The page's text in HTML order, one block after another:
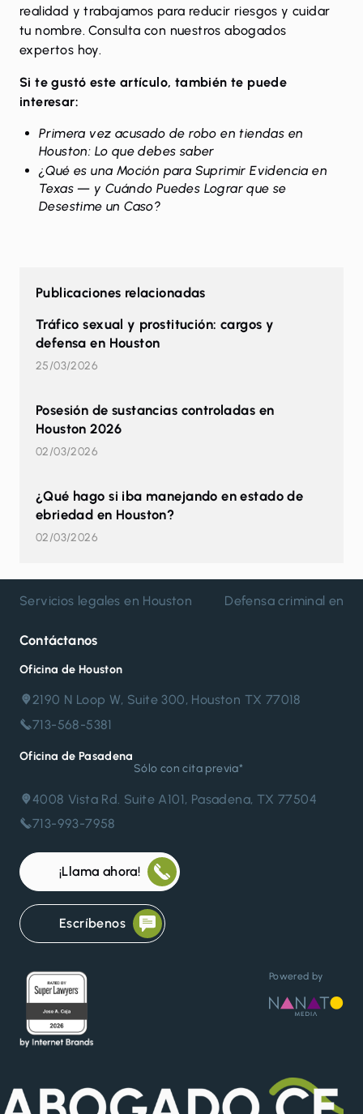
realidad y trabajamos para reducir riesgos y cuidar
tu nombre.Consulta con nuestros abogados
expertos hoy.
Si te gustó este artículo, también te puede
interesar:
Primera vez acusado de robo en tiendas en
Houston: Lo que debes saber
¿Qué es una Moción para Suprimir Evidencia en
Texas — y Cuándo Puedes Lograr que se
Desestime un Caso?
Publicaciones relacionadas
Tráfico sexual y prostitución: cargos y
defensa en Houston
25/03/2026
Posesión de sustancias controladas en
Houston 2026
02/03/2026
¿Qué hago si iba manejando en estado de
ebriedad en Houston?
02/03/2026
Servicios legales en Houston Defensa criminal en
Contáctanos
Oficina de Houston
2190 N Loop W, Suite 300, Houston TX 77018
713-568-5381
Oficina de Pasadena
Sólo con cita previa*
4008 Vista Rd. Suite A101, Pasadena, TX 77504
713-993-7958
¡Llama ahora!
Escríbenos
Powered by